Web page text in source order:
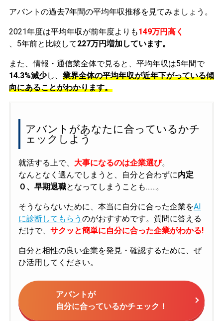
アバントの過去7年間の平均年収推移を見てみましょう。
2021年度は平均年収が前年度よりも149万円高く
、5年前と比較して227万円増加しています。
また、情報・通信業全体で見ると、平均年収は5年間で
14.3%減少し、 業界全体の平均年収が近年下がっている傾
向にあることがわかります。
アバントがあなたに合っているかチ
ェックしよう
就活する上で、 大事になるのは企業選び。
なんとなく選んでしまうと、自分と合わずに内定
０、早期退職となってしまうことも……。
そうならないために、本当に自分に合った企業をAI
に診断してもらう のがおすすめです。質問に答える
だけで、 サクッと簡単に自分に合った企業がわかる!
自分と相性の良い企業を発見・確認するために、ぜ
ひ活用してください。
アバントが
自分に合っているかチェック！